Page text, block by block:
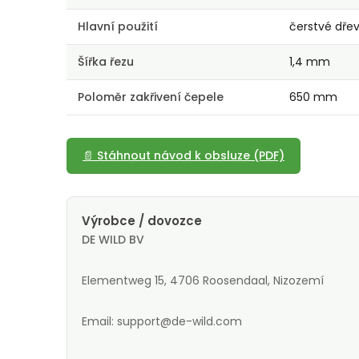
Hlavní použití čerstvé
Šířka řezu 1,4 mm
Poloměr zakřivení čepele 650 mm
📄 Stáhnout návod k obsluze (PDF)
Výrobce / dovozce
DE WILD BV
Elementweg 15, 4706 Roosendaal, Nizozemí
Email: support@de-wild.com